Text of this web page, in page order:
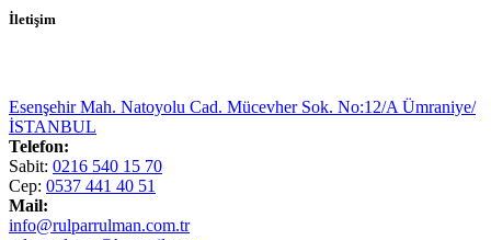
İletişim
Esenşehir Mah. Natoyolu Cad. Mücevher Sok. No:12/A Ümraniye/
İSTANBUL
Telefon:
Sabit: 0216 540 15 70
Cep: 0537 441 40 51
Mail:
info@rulparrulman.com.tr